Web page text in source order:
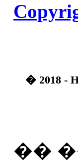
� 2018
��